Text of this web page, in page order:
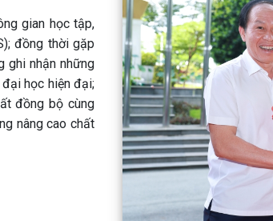
gian học tập,
đồng thời gặp
ghi nhận những
học hiện đại;
đồng bộ cùng
nâng cao chất